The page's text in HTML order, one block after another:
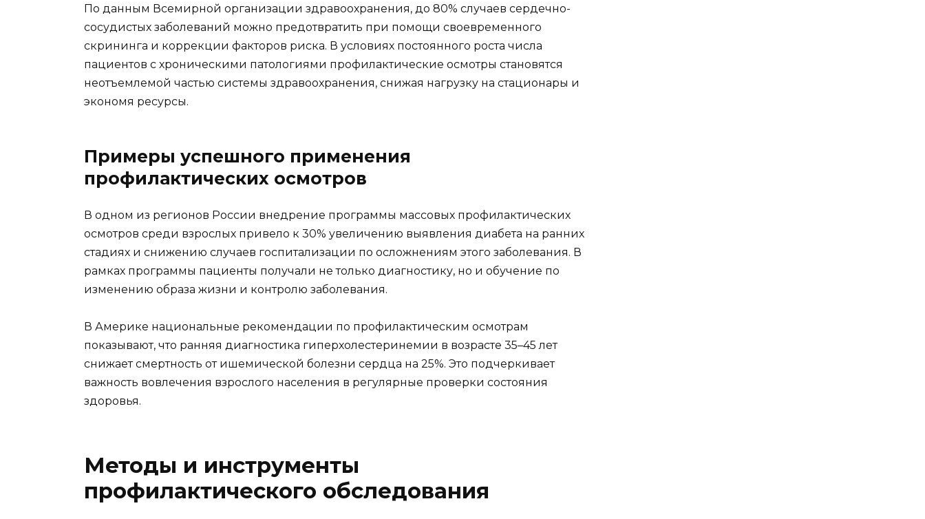
По данным Всемирной организации здравоохранения, до 80% случаев сердечно-
сосудистых заболеваний можно предотвратить при помощи своевременного
скрининга и коррекции факторов риска. В условиях постоянного роста числа
пациентов с хроническими патологиями профилактические осмотры становятся
неотъемлемой частью системы здравоохранения, снижая нагрузку на стационары и
экономя ресурсы.
Примеры успешного применения
профилактических осмотров
В одном из регионов России внедрение программы массовых профилактических
осмотров среди взрослых привело к 30% увеличению выявления диабета на ранних
стадиях и снижению случаев госпитализации по осложнениям этого заболевания. В
рамках программы пациенты получали не только диагностику, но и обучение по
изменению образа жизни и контролю заболевания.
В Америке национальные рекомендации по профилактическим осмотрам
показывают, что ранняя диагностика гиперхолестеринемии в возрасте 35–45 лет
снижает смертность от ишемической болезни сердца на 25%. Это подчеркивает
важность вовлечения взрослого населения в регулярные проверки состояния
здоровья.
Методы и инструменты
профилактического обследования